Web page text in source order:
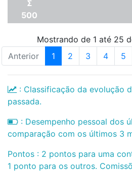
Σ
500
Mostrando de 1 até 25
Anterior
1 2 3 4 5
: Classificação da evolução
passada.
: Desempenho pessoal dos
comparação com os últimos 3
Pontos : 2 pontos para uma
1 ponto para os outros.